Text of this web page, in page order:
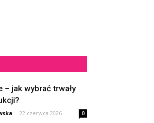
– jak wybrać trwały
- 22 czerwca 2026 0